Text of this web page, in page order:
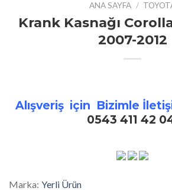
ANA SAYFA /
Krank Kasnağı
2007-2012
Alışveriş için Bizimle
0543 411 42
Marka: Yerli Ürün